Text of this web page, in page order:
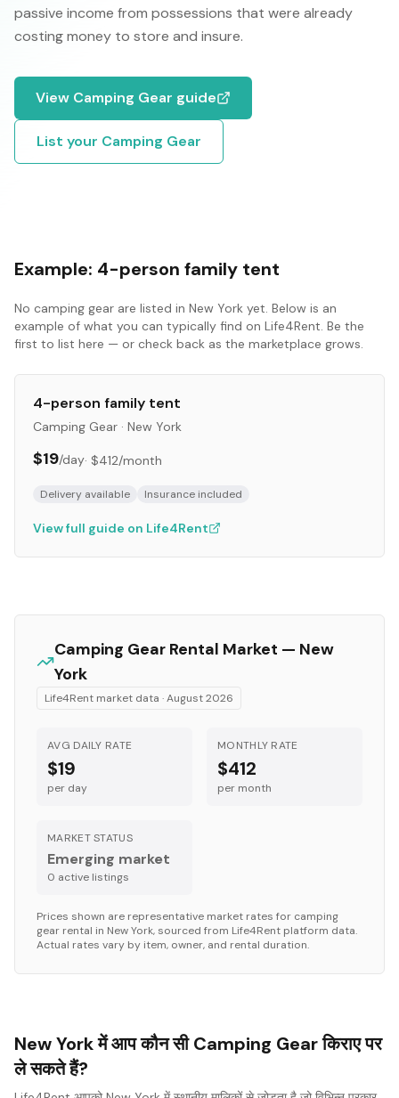
passive income from possessions that were already
costing money to store and insure.
View Camping Gear guide
List your Camping Gear
Example: 4-person family tent
No camping gear are listed in New York yet. Below is an
example of what you can typically find on Life4Rent. Be the
first to list here — or check back as the marketplace grows.
4-person family tent
Camping Gear · New York
$19/day· $412/month
Delivery available Insurance included
View full guide on Life4Rent
Camping GearRental Market — New
York
Life4Rent market data ·August 2026
AVG DAILY RATE
$19
per day
MONTHLY RATE
$412
per month
MARKET STATUS
Emerging market
0 active listings
Prices shown are representative market rates for camping
gear rental in New York, sourced from Life4Rent platform data.
Actual rates vary by item, owner, and rental duration.
New York में आप कौन सी Camping Gear किराए पर
ले सकते हैं?